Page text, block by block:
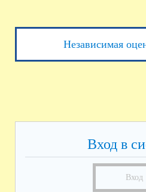
Независимая
Вход в
Вход